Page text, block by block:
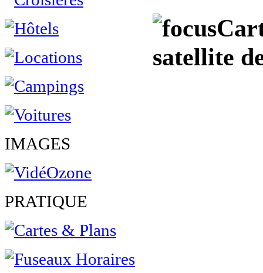
IMAGES
PRATIQUE
satellite